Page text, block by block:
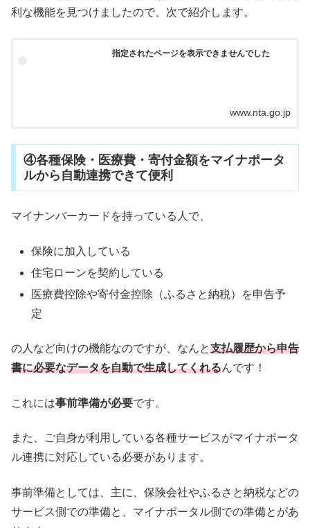
利な機能を見つけましたので、次で紹介します。
指定されたページを表示できませんでした
www.nta.go.jp
④各種保険・医療費・寄付金額をマイナポータ
ルから自動連携できて便利
マイナンバーカードを持っている人で、
保険に加入している
住宅ローンを契約している
医療費控除や寄付金控除（ふるさと納税）を申告予
定
の人など向けの機能なのですが、なんと支払履歴から申告
書に必要なデータを自動で生成してくれるんです！
これには事前準備が必要です。
また、ご自身が利用している各種サービスがマイナポータ
ル連携に対応している必要があります。
事前準備としては、主に、保険会社やふるさと納税などの
サービス側での準備と、マイナポータル側での準備とがあ